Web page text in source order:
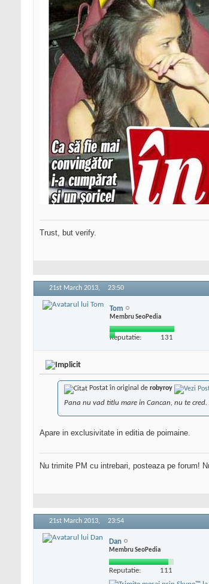
Trust, but verify.
21st March 2013, 23:50
Tom
Membru SeoPedia
Reputatie: 131
Postat în original de robyroy
Pana nu vad titlu mare in Cancan, nu te cred.
Apare in exclusivitate in editia de poimaine.
Nu trimite PM cu intrebari, posteaza pe forum!
21st March 2013, 23:54
Dan
Membru SeoPedia
Reputatie: 111